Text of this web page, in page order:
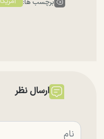
برچسب ها:
ارسال نظر